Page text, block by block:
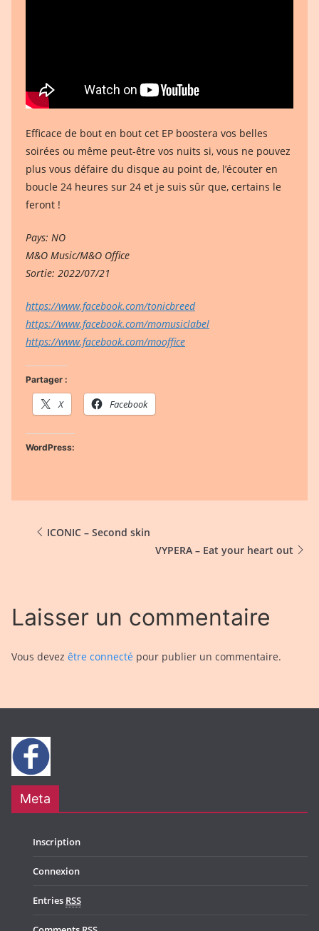
Efficace de bout en bout cet EP boostera vos belles
soirées ou même peut-être vos nuits si, vous ne pouvez
plus vous défaire du disque au point de, l’écouter en
boucle 24 heures sur 24 et je suis sûr que, certains le
feront !
Pays: NO
M&O Music/M&O Office
Sortie: 2022/07/21
https://www.facebook.com/tonicbreed
https://www.facebook.com/momusiclabel
https://www.facebook.com/mooffice
Partager :
X Facebook
WordPress:
ICONIC – Second skin
VYPERA – Eat your heart out
Laisser un commentaire
Vous devez être connecté pour publier un commentaire.
Meta
Inscription
Connexion
Entries RSS